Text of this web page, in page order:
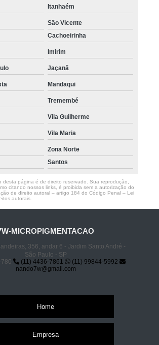
Itanhaém
São Vicente
Cachoeirinha
Imirim
Jaçanã
Mandaqui
Tremembé
Vila Guilherme
Vila Maria
Zona Norte
Santos
desta página é de direito reservado. Sua reprodução,
citando nossos links, é proibida sem a autorização do
de direito autoral – artigo 184 do Código Penal – Lei
autorais
MICROPIGMENTACAO
356, andar 6 - Jardim Santo André -
São Paulo - SP
(11) 4436-7861
(11) 99844-5992
nando7w@gmail.com
Home
Empresa